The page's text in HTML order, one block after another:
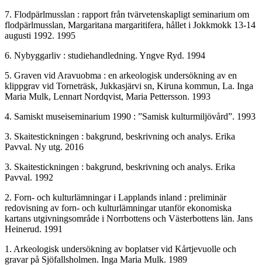
7. Flodpärlmusslan : rapport från tvärvetenskapligt seminarium om
flodpärlmusslan, Margaritana margaritifera, hållet i Jokkmokk 13-14
augusti 1992. 1995
6. Nybyggarliv : studiehandledning. Yngve Ryd. 1994
5. Graven vid Aravuobma : en arkeologisk undersökning av en
klippgrav vid Torneträsk, Jukkasjärvi sn, Kiruna kommun, La. Inga
Maria Mulk, Lennart Nordqvist, Maria Pettersson. 1993
4. Samiskt museiseminarium 1990 : ”Samisk kulturmiljövård”. 1993
3. Skaitestickningen : bakgrund, beskrivning och analys. Erika
Pavval. Ny utg. 2016
3. Skaitestickningen : bakgrund, beskrivning och analys. Erika
Pavval. 1992
2. Forn- och kulturlämningar i Lapplands inland : preliminär
redovisning av forn- och kulturlämningar utanför ekonomiska
kartans utgivningsområde i Norrbottens och Västerbottens län. Jans
Heinerud. 1991
1. Arkeologisk undersökning av boplatser vid Kårtjevuolle och
gravar på Sjöfallsholmen. Inga Maria Mulk. 1989